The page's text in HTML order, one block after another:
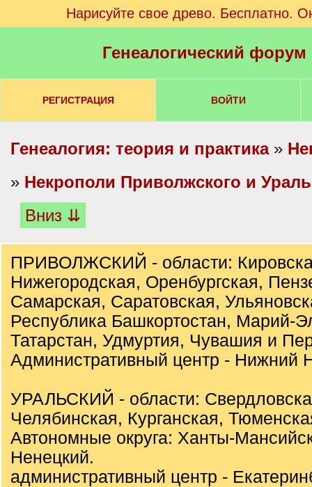
Нарисуйте свое древо. Бесплатно.
Генеалогический
РЕГИСТРАЦИЯ ВОЙТИ
Генеалогия: теория и практика»
» Некрополи Приволжского и
Вниз ⇊
ПРИВОЛЖСКИЙ - области:
Нижегородская, Оренбургская,
Самарская, Саратовская,
Республика Башкортостан, Марий-
Татарстан, Удмуртия, Чувашия и
Административный центр - Нижний
УРАЛЬСКИЙ - области:
Челябинская, Курганская,
Автономные округа: Ханты-
Ненецкий.
административный центр -